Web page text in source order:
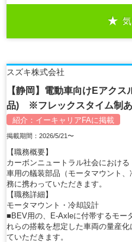
スズキ株式会社
【静岡】電動車向けEアク
品) ※フレックスタイム制あ
紹介： イーキャリアFAに掲載
掲載期間：2026/5/21〜
【職務概要】
カーボンニュートラル社会におけ
車用の艤装部品（モータマウント
務に携わっていただきます。
【職務詳細】
モータマウント・冷却設計
■BEV用の、E-Axleに付帯するモー
れらの搭載を想定した車両の量産
ていただきます。